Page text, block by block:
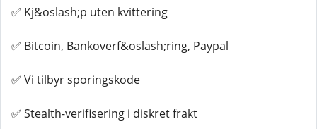
✅ Kj&oslash;p uten kvittering
✅ Bitcoin, Bankoverf&oslash;ring, Paypal
✅ Vi tilbyr sporingskode
✅ Stealth-verifisering i diskret frakt